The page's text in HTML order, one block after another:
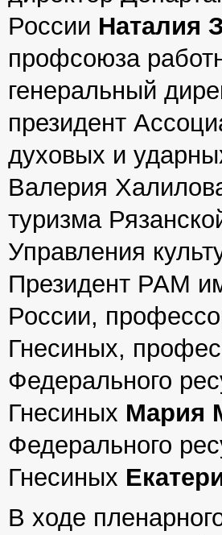
России Наталия
профсоюза
генеральный
президент
духовых и
Валерия
туризма
Управления
Президент РАМ
России,
Гнесиных,
Федерального
Гнесиных Мария
Федерального
Гнесиных
В ходе